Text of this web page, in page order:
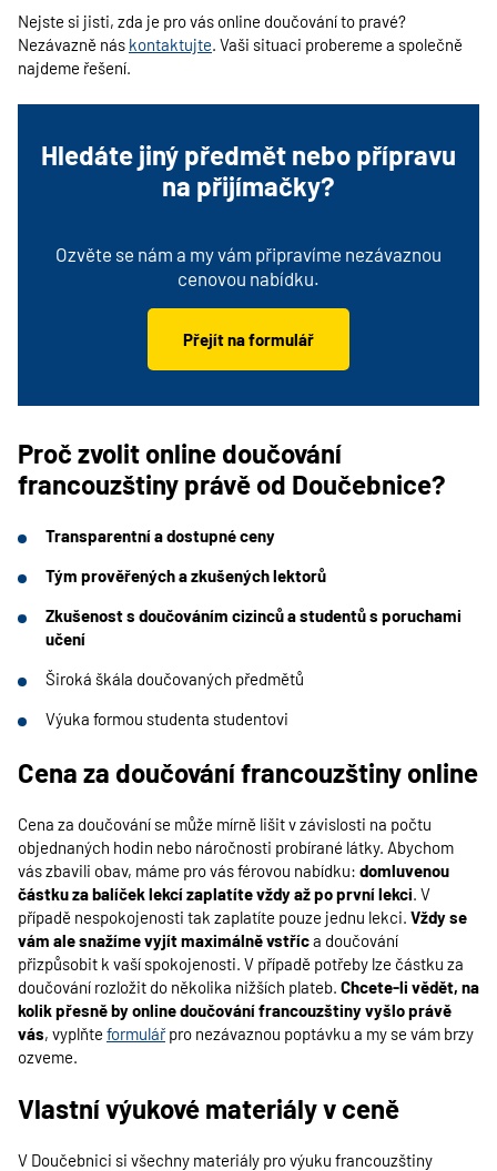
Nejste si jisti, zda je pro vás online doučování to pravé?
Nezávazně nás kontaktujte. Vaši situaci probereme a společně
najdeme řešení.
Hledáte jiný předmět nebo přípravu
na přijímačky?
Ozvěte se nám a my vám připravíme nezávaznou
cenovou nabídku.
Přejít na formulář
Proč zvolit online doučování
francouzštiny právě od Doučebnice?
Transparentní a dostupné ceny
Tým prověřených a zkušených lektorů
Zkušenost s doučováním cizinců a studentů s poruchami
učení
Široká škála doučovaných předmětů
Výuka formou studenta studentovi
Cena za doučování francouzštiny online
Cena za doučování se může mírně lišit v závislosti na počtu
objednaných hodin nebo náročnosti probírané látky. Abychom
vás zbavili obav, máme pro vás férovou nabídku: domluvenou
částku za balíček lekcí zaplatíte vždy až po první lekci. V
případě nespokojenosti tak zaplatíte pouze jednu lekci. Vždy se
vám ale snažíme vyjít maximálně vstříca doučování
přizpůsobit k vaší spokojenosti. V případě potřeby lze částku za
doučování rozložit do několika nižších plateb. Chcete-li vědět, na
kolik přesně by online doučování francouzštiny vyšlo právě
vás, vyplňte formulářpro nezávaznou poptávku a my se vám brzy
ozveme.
Vlastní výukové materiály v ceně
V Doučebnici si všechny materiály pro výuku francouzštiny